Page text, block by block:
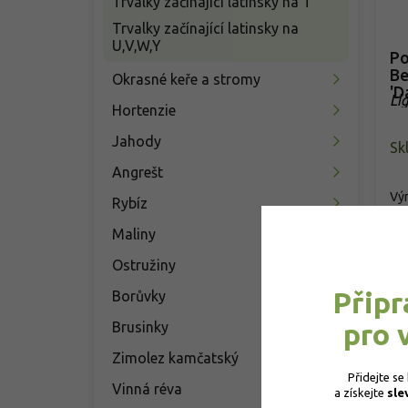
Trvalky začínající latinsky na
U,V,W,Y
Okrasné keře a stromy
Hortenzie
Jahody
Angrešt
Rybíz
Maliny
Ostružiny
Borůvky
Brusinky
Zimolez kamčatský
Vinná réva
pro
Přidejte se
a získejte